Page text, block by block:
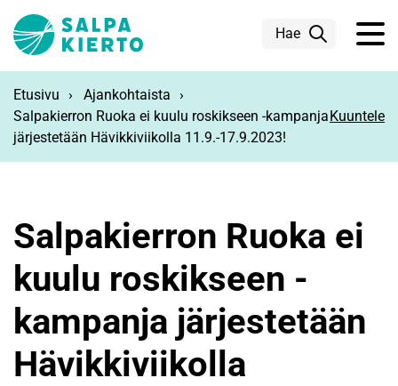
Hae
Etusivu
Ajankohtaista
Salpakierron Ruoka ei kuulu roskikseen -kampanja
järjestetään Hävikkiviikolla 11.9.-17.9.2023!
Kuuntele
Salpakierron Ruoka ei
kuulu roskikseen -
kampanja järjestetään
Hävikkiviikolla